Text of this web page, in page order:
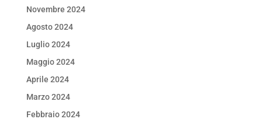
Novembre 2024
Agosto 2024
Luglio 2024
Maggio 2024
Aprile 2024
Marzo 2024
Febbraio 2024